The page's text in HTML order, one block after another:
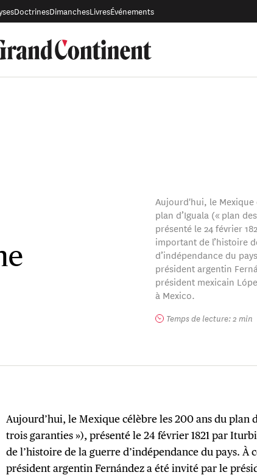
DoctrinesDimanchesLivresÉvénements
Aujourd'hui, le
plan d’Iguala (« plan
présenté le 24 février
important de l’histoire
d’indépendance du
président argentin
président mexicain
à Mexico.
Temps de lecture: 2 min
Aujourd’hui, le Mexique célèbre les 200 ans du plan
trois garanties »), présenté le 24 février 1821 par
de l’histoire de la guerre d’indépendance du pays. À
président argentin Fernández a été invité par le